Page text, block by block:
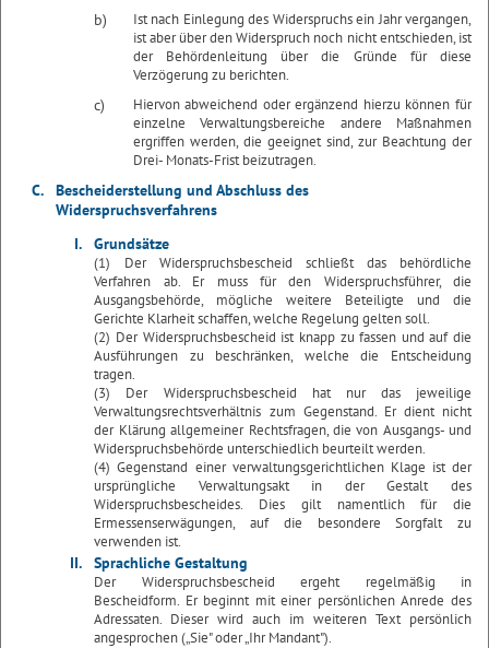
b)
Ist nach Einlegung des Widerspruchs ein Jahr vergangen,
ist aber über den Widerspruch noch nicht entschieden, ist
der Behördenleitung über die Gründe für diese
Verzögerung zu berichten.
c)
Hiervon abweichend oder ergänzend hierzu können für
einzelne Verwaltungsbereiche andere Maßnahmen
ergriffen werden, die geeignet sind, zur Beachtung der
Drei- Monats-Frist beizutragen.
C.
Bescheiderstellung und Abschluss des
Widerspruchsverfahrens
I.
Grundsätze
(1) Der Widerspruchsbescheid schließt das behördliche
Verfahren ab. Er muss für den Widerspruchsführer, die
Ausgangsbehörde, mögliche weitere Beteiligte und die
Gerichte Klarheit schaffen, welche Regelung gelten soll.
(2) Der Widerspruchsbescheid ist knapp zu fassen und auf die
Ausführungen zu beschränken, welche die Entscheidung
tragen.
(3) Der Widerspruchsbescheid hat nur das jeweilige
Verwaltungsrechtsverhältnis zum Gegenstand. Er dient nicht
der Klärung allgemeiner Rechtsfragen, die von Ausgangs- und
Widerspruchsbehörde unterschiedlich beurteilt werden.
(4) Gegenstand einer verwaltungsgerichtlichen Klage ist der
ursprüngliche Verwaltungsakt in der Gestalt des
Widerspruchsbescheides. Dies gilt namentlich für die
Ermessenserwägungen, auf die besondere Sorgfalt zu
verwenden ist.
II. Sprachliche Gestaltung
Der Widerspruchsbescheid ergeht regelmäßig in
Bescheidform. Er beginnt mit einer persönlichen Anrede des
Adressaten. Dieser wird auch im weiteren Text persönlich
angesprochen („Sie" oder „Ihr Mandant").